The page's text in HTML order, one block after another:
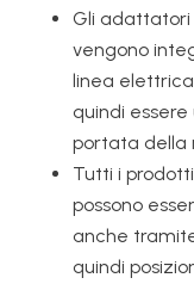
Gli adattatori
vengono
linea
quindi
portata della
Tutti i
possono
anche
quindi